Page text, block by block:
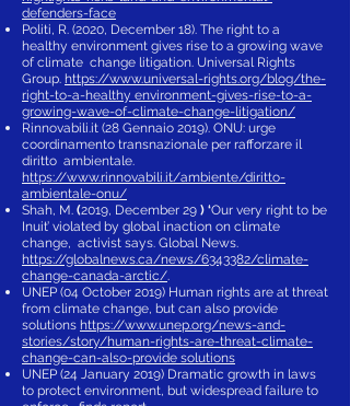
defenders-face
Politi, R. (2020, December 18). The right to a
healthy environment gives rise to a growing wave
of climate change litigation. Universal Rights
Group. https://www.universal-rights.org/blog/the-
right-to-a-healthy environment-gives-rise-to-a-
growing-wave-of-climate-change-litigation/
Rinnovabili.it (28 Gennaio 2019). ONU: urge
coordinamento transnazionale per rafforzare il
diritto ambientale.
https://www.rinnovabili.it/ambiente/diritto-
ambientale-onu/
Shah, M. (2019, December 29 ) ‘Our very right to be
Inuit’ violated by global inaction on climate
change, activist says. Global News.
https://globalnews.ca/news/6343382/climate-
change-canada-arctic/.
UNEP (04 October 2019) Human rights are at threat
from climate change, but can also provide
solutions https://www.unep.org/news-and-
stories/story/human-rights-are-threat-climate-
change-can-also-provide solutions
UNEP (24 January 2019) Dramatic growth in laws
to protect environment, but widespread failure to